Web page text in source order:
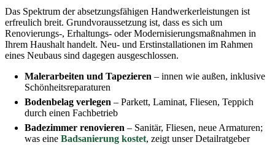
Das Spektrum der absetzungsfähigen Handwerkerleistungen ist
erfreulich breit. Grundvoraussetzung ist, dass es sich um
Renovierungs-, Erhaltungs- oder Modernisierungsmaßnahmen in
Ihrem Haushalt handelt. Neu- und Erstinstallationen im Rahmen
eines Neubaus sind dagegen ausgeschlossen.
Malerarbeiten und Tapezieren – innen wie außen, inklusive
Schönheitsreparaturen
Bodenbelag verlegen – Parkett, Laminat, Fliesen, Teppich
durch einen Fachbetrieb
Badezimmer renovieren – Sanitär, Fliesen, neue Armaturen;
was eine Badsanierung kostet, zeigt unser Detailratgeber